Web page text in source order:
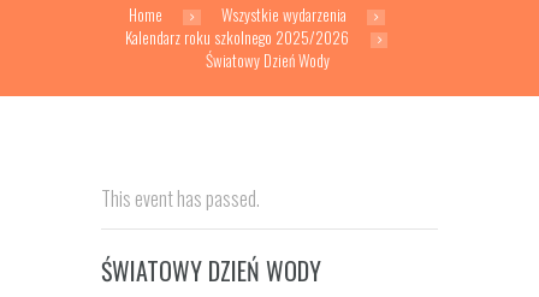
Home
Wszystkie wydarzenia
Kalendarz roku szkolnego 2025/2026
Światowy Dzień Wody
This event has passed.
ŚWIATOWY DZIEŃ WODY